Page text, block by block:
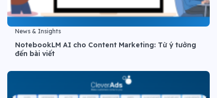
News & Insights
NotebookLM AI cho Content Marketing: Từ ý tưởng
đến bài viết